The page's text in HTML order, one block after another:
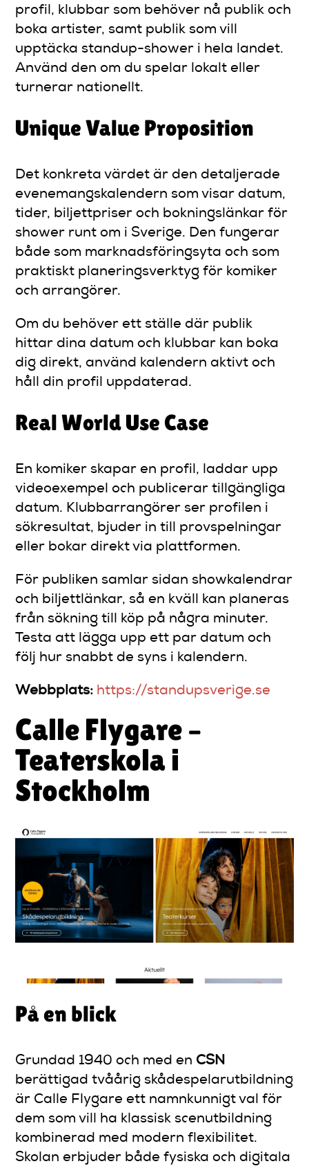
profil, klubbar som behöver nå publik och
boka artister, samt publik som vill
upptäcka standup-shower i hela landet.
Använd den om du spelar lokalt eller
turnerar nationellt.
Unique Value Proposition
Det konkreta värdet är den detaljerade
evenemangskalendern som visar datum,
tider, biljettpriser och bokningslänkar för
shower runt om i Sverige. Den fungerar
både som marknadsföringsyta och som
praktiskt planeringsverktyg för komiker
och arrangörer.
Om du behöver ett ställe där publik
hittar dina datum och klubbar kan boka
dig direkt, använd kalendern aktivt och
håll din profil uppdaterad.
Real World Use Case
En komiker skapar en profil, laddar upp
videoexempel och publicerar tillgängliga
datum. Klubbarrangörer ser profilen i
sökresultat, bjuder in till provspelningar
eller bokar direkt via plattformen.
För publiken samlar sidan showkalendrar
och biljettlänkar, så en kväll kan planeras
från sökning till köp på några minuter.
Testa att lägga upp ett par datum och
följ hur snabbt de syns i kalendern.
Webbplats: https://standupsverige.se
Calle Flygare –
Teaterskola i
Stockholm
På en blick
Grundad 1940 och med en CSN
berättigad tvåårig skådespelarutbildning
är Calle Flygare ett namnkunnigt val för
dem som vill ha klassisk scenutbildning
kombinerad med modern flexibilitet.
Skolan erbjuder både fysiska och digitala